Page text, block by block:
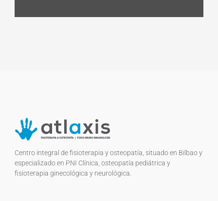
Centro integral de fisioterapia y osteopatía, situado en Bilbao y
especializado en PNI Clínica, osteopatía pediátrica y
fisioterapia ginecológica y neurológica.